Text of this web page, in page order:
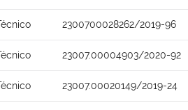
2300700028262/2019-96
23007.00004903/2020-92
23007.00020149/2019-24